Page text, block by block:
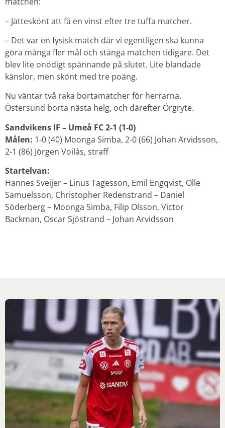
– Jätteskönt att få en vinst efter tre tuffa matcher.
– Det var en fysisk match där vi egentligen ska kunna
göra många fler mål och stänga matchen tidigare. Det
blev lite onödigt spännande på slutet. Lite blandade
känslor, men skönt med tre poäng.
Nu väntar två raka bortamatcher för herrarna.
Östersund borta nästa helg, och därefter Örgryte.
Sandvikens IF – Umeå FC 2-1 (1-0)
Målen: 1-0 (40) Moonga Simba, 2-0 (66) Johan Arvidsson,
2-1 (86) Jörgen Voilås, straff
Startelvan:
Hannes Sveijer – Linus Tagesson, Emil Engqvist, Olle
Samuelsson, Christopher Redenstrand – Daniel
Söderberg – Moonga Simba, Filip Olsson, Victor
Backman, Oscar Sjöstrand – Johan Arvidsson